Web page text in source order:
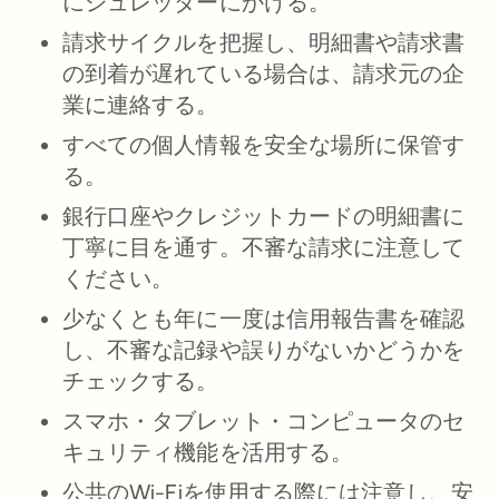
請求サイクルを把握し、明細書や請求書
の到着が遅れている場合は、請求元の企
業に連絡する。
すべての個人情報を安全な場所に保管す
る。
銀行口座やクレジットカードの明細書に
丁寧に目を通す。不審な請求に注意して
ください。
少なくとも年に一度は信用報告書を確認
し、不審な記録や誤りがないかどうかを
チェックする。
スマホ・タブレット・コンピュータのセ
キュリティ機能を活用する。
公共のWi-Fiを使用する際には注意し、安